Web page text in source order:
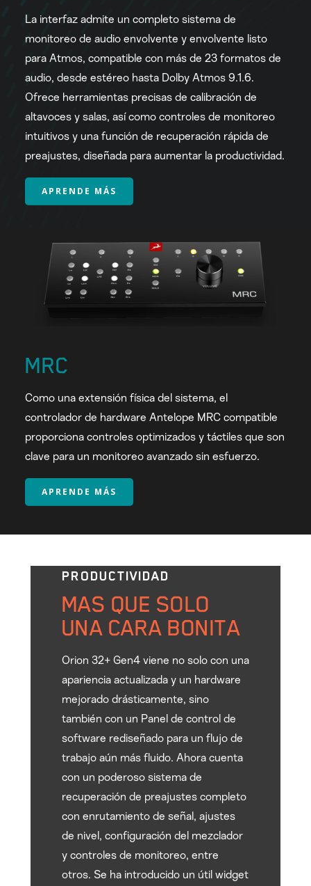
La interfaz admite un completo sistema de
monitoreo de audio envolvente y envolvente listo
para Atmos, compatible con más de 23 formatos de
audio, desde estéreo hasta Dolby Atmos 9.1.6.
Ofrece herramientas precisas de calibración de
altavoces y salas, así como controles de monitoreo
intuitivos y una función de recuperación rápida de
preajustes, diseñada para aumentar la productividad.
APRENDE MÁS
MRC
Como una extensión física del sistema, el
controlador de hardware Antelope MRC compatible
proporciona controles optimizados y táctiles que son
clave para un monitoreo avanzado sin esfuerzo.
APRENDE MÁS
PRODUCTIVIDAD
MAS QUE SOLO
UNA CARA BONITA
Orion 32+ Gen4 viene no solo con una
apariencia actualizada y un hardware
mejorado drásticamente, sino
también con un Panel de control de
software rediseñado para un flujo de
trabajo aún más fluido. Ahora cuenta
con un poderoso sistema de
recuperación de preajustes completo
con enrutamiento de señal, ajustes
de nivel, configuración del mezclador
y controles de monitoreo, entre
otros. Se ha introducido un útil widget